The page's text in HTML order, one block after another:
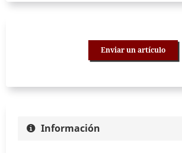
Enviar un artículo
Información